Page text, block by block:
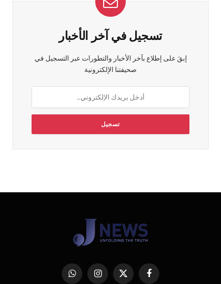
تسجيل في آخر الأخبار
إبقَ على إطلاع بآخر الأخبار والتطورات عبر التسجيل في
صحيفتنا الإلكترونية
فيسبوك
X
الانستغرامواتساب